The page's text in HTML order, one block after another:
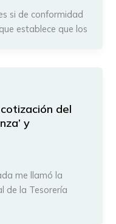
si de conformidad
establece que los
del
y
me llamó la
de la Tesorería